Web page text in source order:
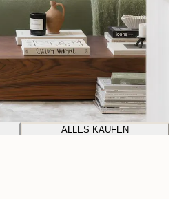
ALLES KAUFEN